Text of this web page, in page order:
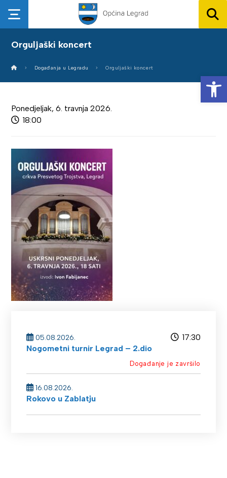
Orguljaški koncert
Događanja u Legradu Orguljaški koncert
Ponedjeljak, 6. travnja 2026.
18:00
05.08.2026.
17:30
Nogometni turnir Legrad – 2.dio
Događanje je završilo
16.08.2026.
Rokovo u Zablatju